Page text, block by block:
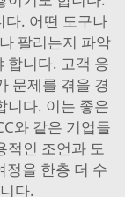
다. 어떤 도구나
팔리는지 파악
합니다. 고객 응
문제를 겪을 경
니다. 이는 좋은
와 같은 기업들
적인 조언과 도
정을 한층 더 수
다.